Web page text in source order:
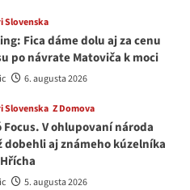
Slovenska
Fica dáme dolu aj za cenu
po návrate Matoviča k moci
6. augusta 2026
Slovenska Z Domova
Focus. V ohlupovaní národa
dobehli aj známeho kúzelníka
5. augusta 2026